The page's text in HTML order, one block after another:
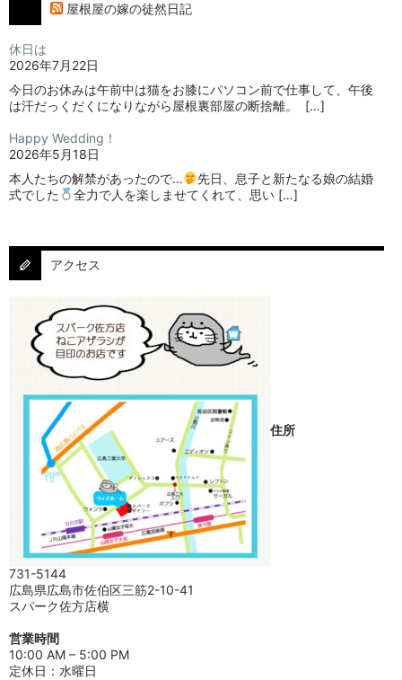
屋根屋の嫁の徒然日記
休日は
2026年7月22日
今日のお休みは午前中は猫をお膝にパソコン前で仕事して、午後
は汗だっくだくになりながら屋根裏部屋の断捨離。⁡ ⁡ […]
Happy Wedding！
2026年5月18日
本人たちの解禁があったので…
⁡⁡先日、息子と新たなる娘の結婚
式でした
⁡⁡⁡全力で人を楽しませてくれて、思い […]
アクセス
住所
731-5144
広島県広島市佐伯区三筋2-10-41
スパーク佐方店横
営業時間
10:00 AM – 5:00 PM
定休日：水曜日